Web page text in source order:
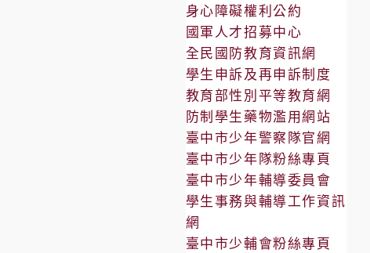
身心障礙權利公約
國軍人才招募中心
全民國防教育資訊網
學生申訴及再申訴制度
教育部性別平等教育網
防制學生藥物濫用網站
臺中市少年警察隊官網
臺中市少年隊粉絲專頁
臺中市少年輔導委員會
學生事務與輔導工作資訊
網
臺中市少輔會粉絲專頁